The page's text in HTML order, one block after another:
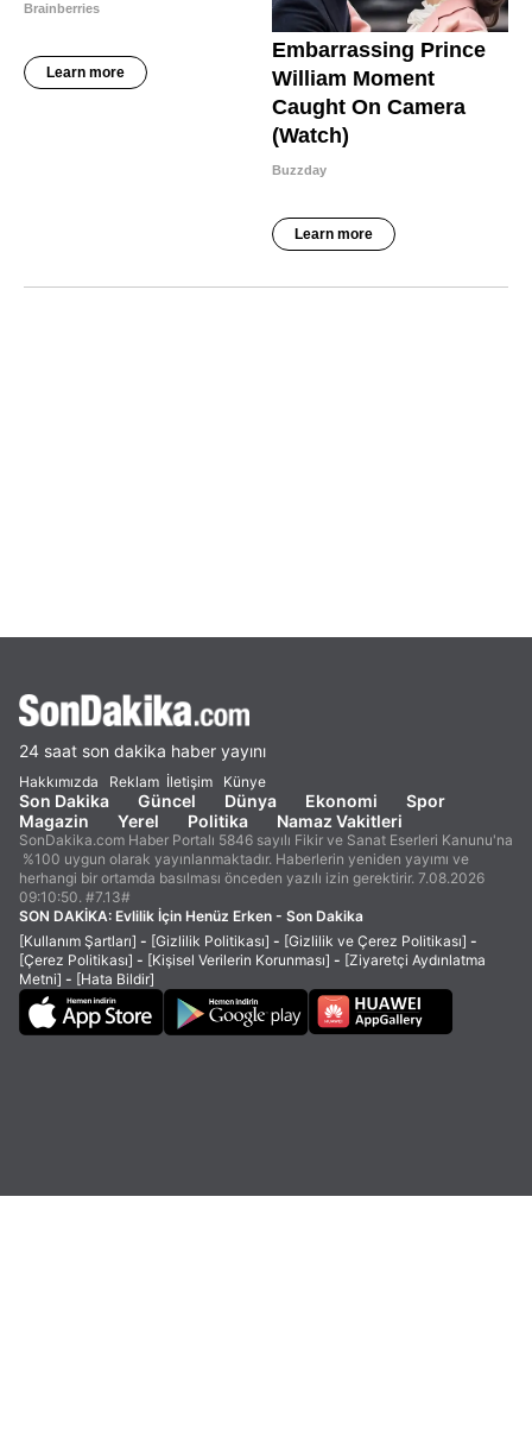
24 saat son dakika haber yayını
Hakkımızda Reklam İletişim Künye
Son Dakika Güncel Dünya Ekonomi
Spor
Magazin
Yerel Politika Namaz Vakitleri
SonDakika.com Haber Portalı 5846 sayılı Fikir ve Sanat Eserleri Kanunu'na
%100 uygun olarak yayınlanmaktadır. Haberlerin yeniden yayımı ve
herhangi bir ortamda basılması önceden yazılı izin gerektirir. 7.08.2026
09:10:50. #7.13#
SON DAKİKA: Evlilik İçin Henüz Erken - Son Dakika
[Kullanım Şartları] - [Gizlilik Politikası] - [Gizlilik ve Çerez Politikası] -
[Çerez Politikası] - [Kişisel Verilerin Korunması] - [Ziyaretçi Aydınlatma
Metni] - [Hata Bildir]